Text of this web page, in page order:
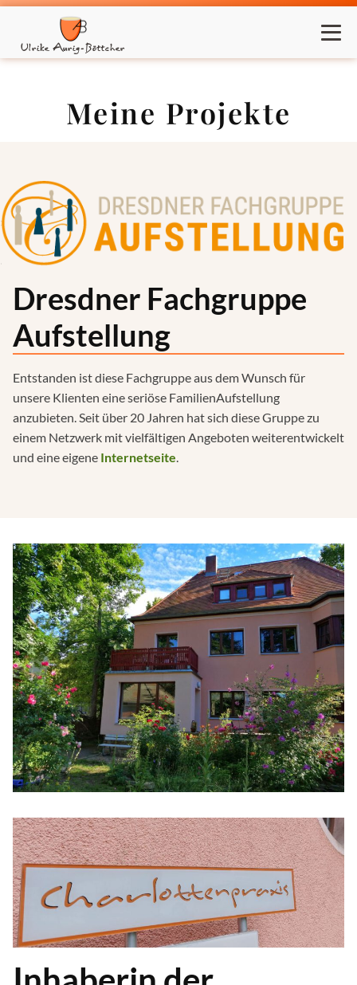
Ulrike Aurig-Böttcher
Meine Projekte
Dresdner Fachgruppe
Aufstellung
Entstanden ist diese Fachgruppe aus dem Wunsch für
unsere Klienten eine seriöse FamilienAufstellung
anzubieten. Seit über 20 Jahren hat sich diese Gruppe zu
einem Netzwerk mit vielfältigen Angeboten weiterentwickelt
und eine eigene Internetseite.